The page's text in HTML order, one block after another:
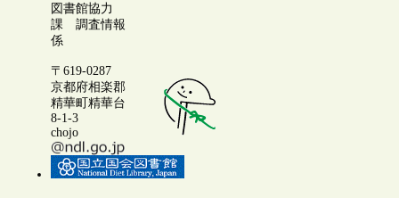
図書館協力
課 調査情報
係
〒619-0287
京都府相楽郡
精華町精華台
8-1-3
chojo